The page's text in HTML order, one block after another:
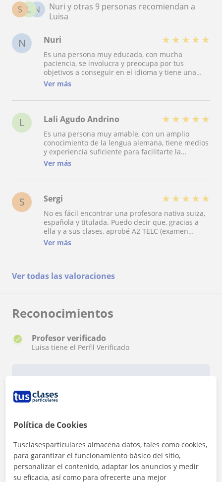
N
L
S
Nuri y otras 9 personas recomiendan a
Luisa
N Nuri ★ ★ ★ ★ ★
Es una persona muy educada, con mucha
paciencia, se involucra y preocupa por tus
objetivos a conseguir en el idioma y tiene una
preparación y método de enseñanza para niños y
Podría agotar los 700 caracteres restantes para
?? Gracias Luisa, eres la mejor profesora para mis
hijos y para mí.
Ver más
L Lali Agudo Andrino ★ ★ ★ ★ ★
Es una persona muy amable, con un amplio
conocimiento de la lengua alemana, tiene medios
y experiencia suficiente para facilitarte la
comprensión y aprendizaje de un idioma tan
Ver más
S Sergi ★ ★ ★ ★ ★
No es fácil encontrar una profesora nativa suiza,
española y titulada. Puedo decir que, gracias a
ella y a sus clases, aprobé A2 TELC (examen
oficial). Se ha adaptado a mis necesidades y
Ver más
Ver todas las valoraciones
Reconocimientos
Profesor verificado
Luisa tiene el Perfil Verificado
¿Quieres saber más de Luisa?
Datos verificados
★★★★★10 valoraciones
Ver perfil
Política de Cookies
Tusclasesparticulares almacena datos, tales como cookies,
para garantizar el funcionamiento básico del sitio,
personalizar el contenido, adaptar los anuncios y medir
su eficacia, así como para ofrecerte una mejor